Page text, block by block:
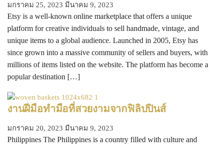
มกราคม 25, 2023 มีนาคม 9, 2023
Etsy is a well-known online marketplace that offers a unique
platform for creative individuals to sell handmade, vintage, and
unique items to a global audience. Launched in 2005, Etsy has
since grown into a massive community of sellers and buyers, with
millions of items listed on the website. The platform has become a
popular destination […]
งานฝีมือทำมือที่สวยงามจากฟิลิปปินส์
มกราคม 20, 2023 มีนาคม 9, 2023
Philippines The Philippines is a country filled with culture and